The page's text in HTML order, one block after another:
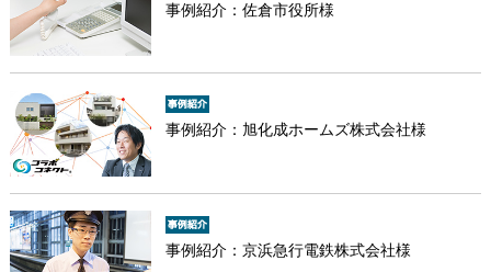
事例紹介：佐倉市役所様
事例紹介：旭化成ホームズ株式会社様
事例紹介：京浜急行電鉄株式会社様